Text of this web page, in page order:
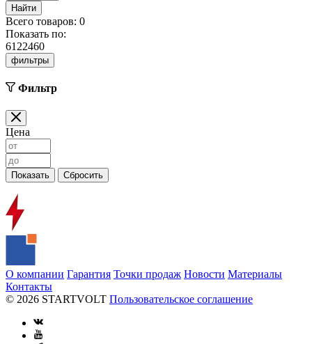
Найти
Всего товаров: 0
Показать по:
6122460
фильтры
Фильтр
Цена
О компании Гарантия Точки продаж Новости Материалы
Контакты
© 2026 STARTVOLT Пользовательское соглашение